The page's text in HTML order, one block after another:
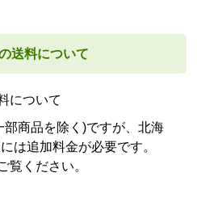
送料について
部商品を除く)ですが、北海
は追加料金が必要です。
覧ください。